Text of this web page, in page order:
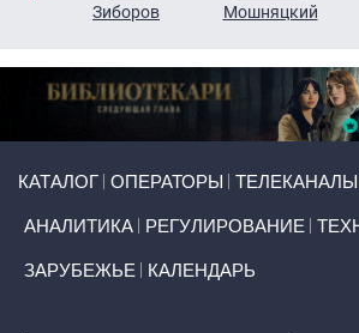
Зиборов
Мошняцкий
КАТАЛОГ ОПЕРАТОРЫ ТЕЛЕКАНАЛЫ
АНАЛИТИКА РЕГУЛИРОВАНИЕ
ЗАРУБЕЖЬЕ КАЛЕНДАРЬ